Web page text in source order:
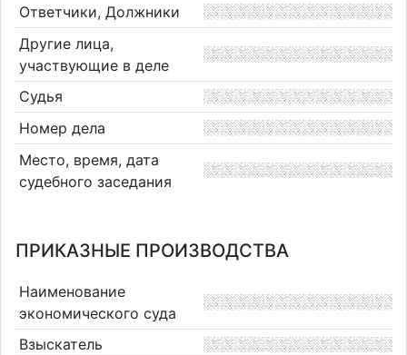
Ответчики, Должники
Другие лица,
участвующие в деле
Судья
Номер дела
Место, время, дата
судебного заседания
ПРИКАЗНЫЕ ПРОИЗВОДСТВА
Наименование
экономического суда
Взыскатель